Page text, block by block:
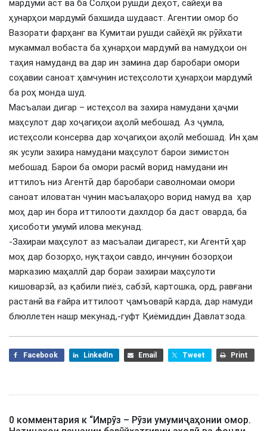
мардумӣ аст ва ба Солҳои рушди деҳот, сайёҳӣ ва
ҳунарҳои мардумӣ бахшида шудааст. Агентии омор бо
Вазорати фарҳанг ва Кумитаи рушди сайёҳӣ як рӯйхати
мукаммал вобаста ба ҳунарҳои мардумӣ ва намудҳои он
таҳия намуданд ва дар ин замина дар баробари омори
соҳавии саноат ҳамчунин истеҳсолоти ҳунарҳои мардумӣ
ба роҳ монда шуд.
Масъалаи дигар – истеҳсол ва захира намудани ҳаҷми
маҳсулот дар хоҷагиҳои аҳолӣ мебошад. Аз ҷумла,
истеҳсоли консерва дар хоҷагиҳои аҳолӣ мебошад. Ин ҳам
як усули захира намудани маҳсулот барои зимистон
мебошад. Барои ба омори расмӣ ворид намудани ин
иттилоъ низ Агентӣ дар баробари саволномаи омори
саноат иловатан чунин масъалаҳоро ворид намуд ва ҳар
моҳ дар ин бора иттилооти дахлдор ба даст оварда, ба
ҳисоботи умумӣ илова мекунад.
-Захираи маҳсулот аз масъалаи дигарест, ки Агентӣ ҳар
моҳ дар бозорҳо, нуқтаҳои савдо, инчунин бозорҳои
марказию маҳаллӣ дар бораи захираи маҳсулоти
кишоварзӣ, аз қабили пиёз, сабзӣ, картошка, орд, равғани
растанӣ ва ғайра иттилоот ҷамъоварӣ карда, дар намуди
блюллетен нашр мекунад,-гуфт Қиёмиддин Давлатзода.
Facebook LinkedIn Email Tweet Print
0 комментария к “Имрӯз – Рӯзи умумиҷаҳонии омор.